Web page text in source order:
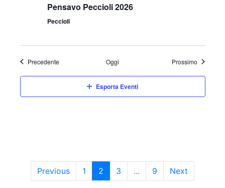
Pensavo Peccioli 2026
Peccioli
PrecedenteEventi Oggi Prossimo Eventi
Esporta Eventi
Previous 1 2 3 ... 9 Next